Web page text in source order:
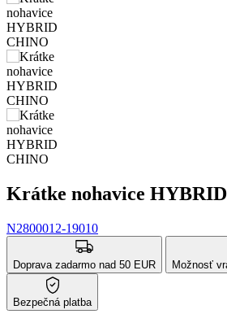
Krátke nohavice
N2800012-19010
Doprava zadarmo nad 50 EUR Možnosť
Bezpečná platba